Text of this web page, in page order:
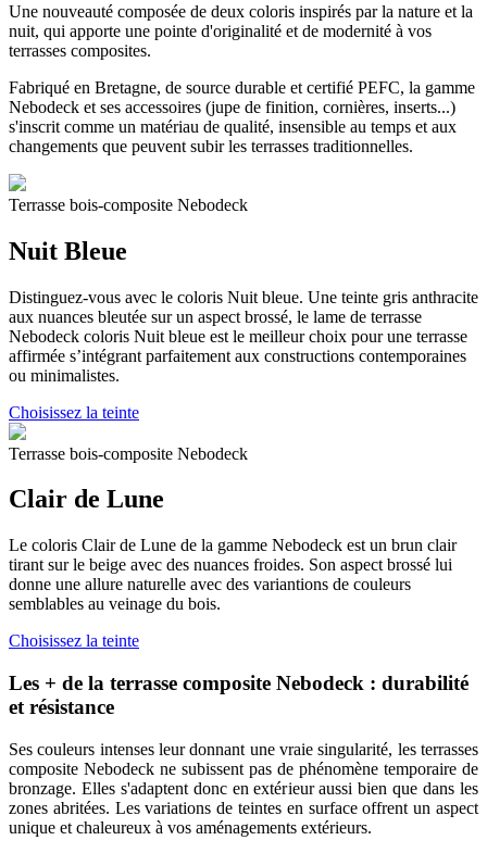
Une nouveauté composée de deux coloris inspirés par la nature et la
nuit, qui apporte une pointe d'originalité et de modernité à vos
terrasses composites.
Fabriqué en Bretagne, de source durable et certifié PEFC, la gamme
Nebodeck et ses accessoires (jupe de finition, cornières, inserts...)
s'inscrit comme un matériau de qualité, insensible au temps et aux
changements que peuvent subir les terrasses traditionnelles.
Terrasse bois-composite Nebodeck
Nuit Bleue
Distinguez-vous avec le coloris Nuit bleue. Une teinte gris anthracite
aux nuances bleutée sur un aspect brossé, le lame de terrasse
Nebodeck coloris Nuit bleue est le meilleur choix pour une terrasse
affirmée s’intégrant parfaitement aux constructions contemporaines
ou minimalistes.
Choisissez la teinte
Terrasse bois-composite Nebodeck
Clair de Lune
Le coloris Clair de Lune de la gamme Nebodeck est un brun clair
tirant sur le beige avec des nuances froides. Son aspect brossé lui
donne une allure naturelle avec des variantions de couleurs
semblables au veinage du bois.
Choisissez la teinte
Les + de la terrasse composite Nebodeck : durabilité
et résistance
Ses couleurs intenses leur donnant une vraie singularité, les terrasses
composite Nebodeck ne subissent pas de phénomène temporaire de
bronzage. Elles s'adaptent donc en extérieur aussi bien que dans les
zones abritées. Les variations de teintes en surface offrent un aspect
unique et chaleureux à vos aménagements extérieurs.